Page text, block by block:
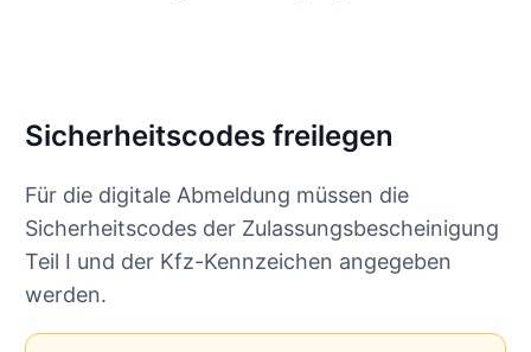
Sicherheitscodes freilegen
Für die digitale Abmeldung müssen die
Sicherheitscodes der Zulassungsbescheinigung
Teil I und der Kfz-Kennzeichen angegeben
werden.